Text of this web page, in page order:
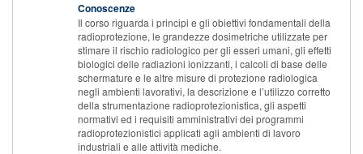
Conoscenze
Il corso riguarda i principi e gli obiettivi fondamentali della
radioprotezione, le grandezze dosimetriche utilizzate per
stimare il rischio radiologico per gli esseri umani, gli effetti
biologici delle radiazioni ionizzanti, i calcoli di base delle
schermature e le altre misure di protezione radiologica
negli ambienti lavorativi, la descrizione e l’utilizzo corretto
della strumentazione radioprotezionistica, gli aspetti
normativi ed i requisiti amministrativi dei programmi
radioprotezionistici applicati agli ambienti di lavoro
industriali e alle attività mediche.